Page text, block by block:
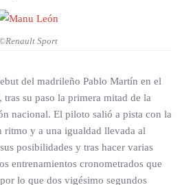
Sport
del madrileño Pablo Martín en el
su paso la primera mitad de la
nacional. El piloto salió a pista con la
ritmo y a una igualdad llevada al
posibilidades y tras hacer varias
entrenamientos cronometrados que
lo que dos vigésimo segundos